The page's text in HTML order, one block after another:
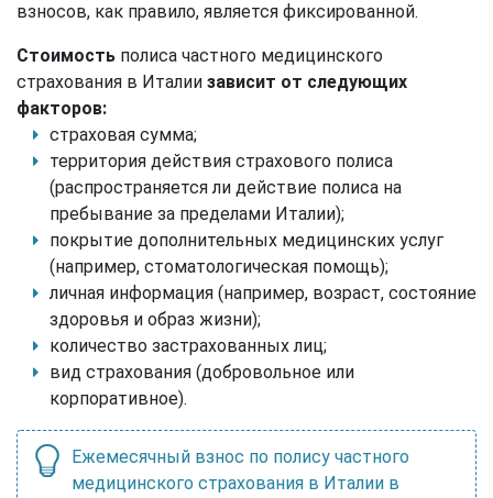
взносов, как правило, является фиксированной.
Стоимость полиса частного медицинского
страхования в Италии зависит от следующих
факторов:
страховая сумма;
территория действия страхового полиса
(распространяется ли действие полиса на
пребывание за пределами Италии);
покрытие дополнительных медицинских услуг
(например, стоматологическая помощь);
личная информация (например, возраст, состояние
здоровья и образ жизни);
количество застрахованных лиц;
вид страхования (добровольное или
корпоративное).
Ежемесячный взнос по полису частного
медицинского страхования в Италии в